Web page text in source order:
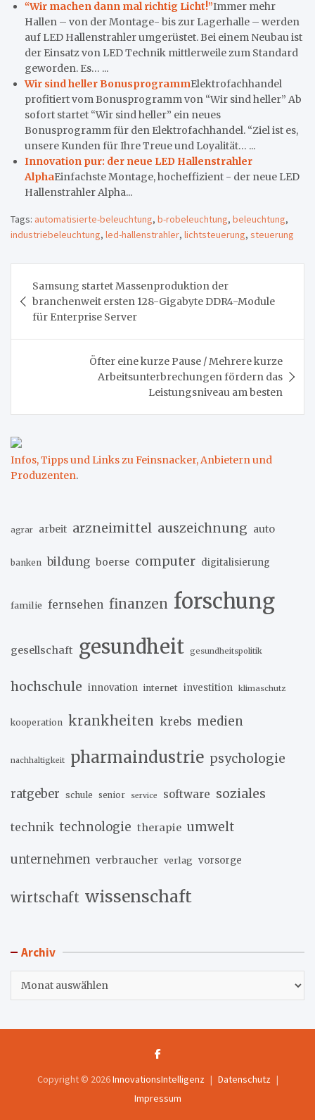
“Wir machen dann mal richtig Licht!”Immer mehr
Hallen – von der Montage- bis zur Lagerhalle – werden
auf LED Hallenstrahler umgerüstet. Bei einem Neubau ist
der Einsatz von LED Technik mittlerweile zum Standard
geworden. Es… ...
Wir sind heller BonusprogrammElektrofachhandel
profitiert vom Bonusprogramm von “Wir sind heller” Ab
sofort startet “Wir sind heller” ein neues
Bonusprogramm für den Elektrofachhandel. “Ziel ist es,
unsere Kunden für Ihre Treue und Loyalität… ...
Innovation pur: der neue LED Hallenstrahler
AlphaEinfachste Montage, hocheffizient - der neue LED
Hallenstrahler Alpha...
Tags: automatisierte-beleuchtung, b-robeleuchtung, beleuchtung,
industriebeleuchtung, led-hallenstrahler, lichtsteuerung, steuerung
Samsung startet Massenproduktion der
branchenweit ersten 128-Gigabyte DDR4-Module
für Enterprise Server
Öfter eine kurze Pause / Mehrere kurze
Arbeitsunterbrechungen fördern das
Leistungsniveau am besten
Infos, Tipps und Links zu Feinsnacker, Anbietern und
Produzenten.
agrar arbeit arzneimittel auszeichnung auto
banken bildung boerse computer digitalisierung
familie fernsehen finanzen forschung
gesellschaft gesundheit gesundheitspolitik
hochschule innovation internet investition klimaschutz
kooperation krankheiten krebs medien
nachhaltigkeit pharmaindustrie psychologie
ratgeber schule senior service software soziales
technik technologie therapie umwelt
unternehmen verbraucher verlag vorsorge
wirtschaft wissenschaft
Archiv
Copyright © 2026InnovationsIntelligenz
Datenschutz
Impressum